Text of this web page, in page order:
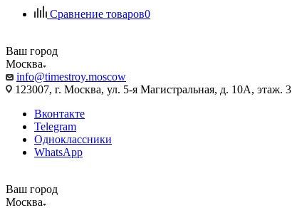
Сравнение товаров0
Ваш город
Москва
info@timestroy.moscow
123007, г. Москва, ул. 5-я Магистральная, д. 10А, этаж. 3
Вконтакте
Telegram
Одноклассники
WhatsApp
Ваш город
Москва